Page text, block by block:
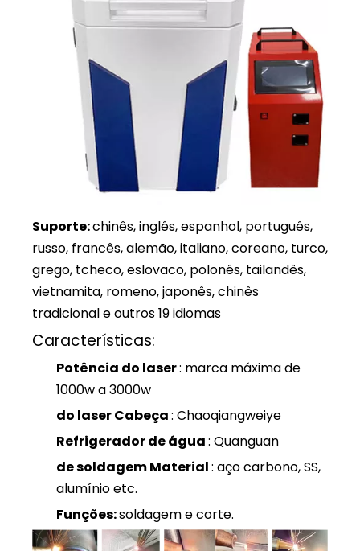
Suporte:chinês, inglês, espanhol, português,
russo, francês, alemão, italiano, coreano, turco,
grego, tcheco, eslovaco, polonês, tailandês,
vietnamita, romeno, japonês, chinês
tradicional e outros 19 idiomas
Características:
Potência do laser: marca máxima de
1000w a 3000w
do laserCabeça: Chaoqiangweiye
Refrigerador de água: Quanguan
de soldagemMaterial: aço carbono, SS,
alumínio etc.
Funções:soldagem e corte.